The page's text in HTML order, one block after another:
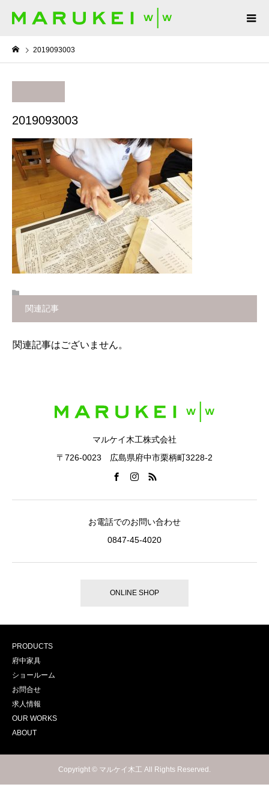
2019093003
2019093003
関連記事
関連記事はございません。
マルケイ木工株式会社
〒726-0023 広島県府中市栗柄町3228-2
お電話でのお問い合わせ
0847-45-4020
ONLINE SHOP
PRODUCTS
府中家具
ショールーム
お問合せ
求人情報
OUR WORKS
ABOUT
Copyright © マルケイ木工 All Rights Reserved.